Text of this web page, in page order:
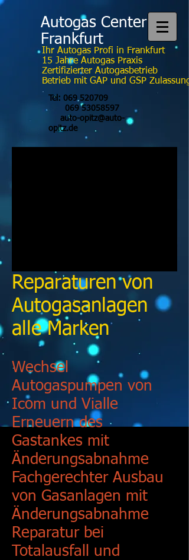
Autogas Center
Frankfurt
Ihr Autogas Profi in Frankfurt
15 Jahre Autogas Praxis
Zertifizierter Autogasbetrieb
Betrieb mit GAP und GSP Zulassung
Tel: 069 520709
069 53058597
auto-opitz@auto-
opitz.de
Reparaturen von
Autogasanlagen
alle Marken
Wechsel
Autogaspumpen von
Icom und Vialle
Erneuern des
Gastankes mit
Änderungsabnahme
Fachgerechter Ausbau
von Gasanlagen mit
Änderungsabnahme
Reparatur bei
Totalausfall und